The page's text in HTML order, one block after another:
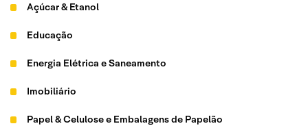
Açúcar & Etanol
Educação
Energia Elétrica e Saneamento
Imobiliário
Papel & Celulose e Embalagens de Papelão